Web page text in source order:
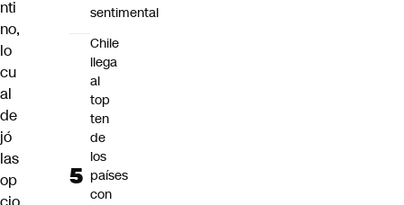
nti
no,
lo
cu
al
de
jó
las
op
sentimental
Chile
llega
al
top
ten
de
los
países
con